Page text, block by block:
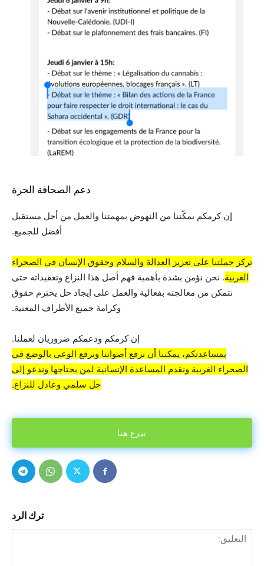
دعم الصحافة الحرة
إن كرمكم يمكّننا من النهوض بمهمتنا والعمل من أجل مستقبل
أفضل للجميع.
تركز حملتنا على تعزيز العدالة والسلام وحقوق الإنسان في الصحراء
الغربية. نحن نؤمن بشدة بأهمية فهم أصل هذا النزاع وتعقيداته حتى
نتمكن من معالجته بفعالية والعمل على إيجاد حل يحترم حقوق
وكرامة جميع الأطراف المعنية.
إن كرمكم ودعمكم ضروريان لعملنا.
بمساعدتكم، يمكننا أن نرفع أصواتنا ونرفع الوعي بالوضع في
الصحراء الغربية ونقدم المساعدة الإنسانية لمن يحتاجها وندعو إلى
حل سلمي وعادل للنزاع.
تبرع هنا
ترك الرد